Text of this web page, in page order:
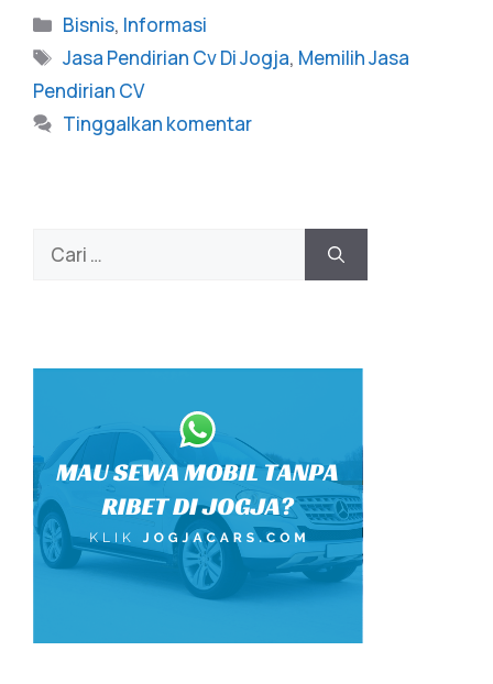
Bisnis, Informasi
Jasa Pendirian Cv Di Jogja, Memilih Jasa
Pendirian CV
Tinggalkan komentar